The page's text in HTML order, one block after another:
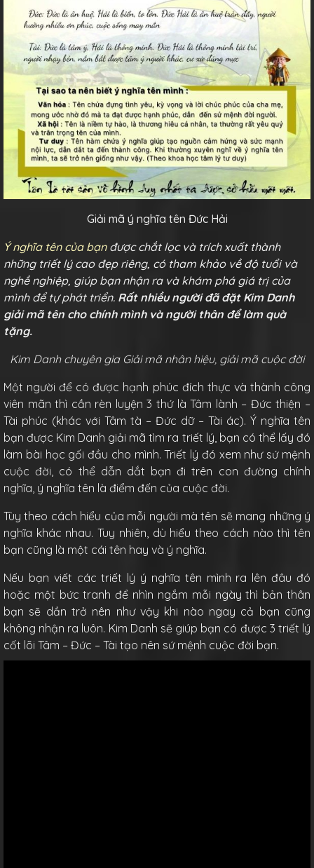
Giải mã ý nghĩa tên Đức Hải
Ý nghĩa tên của bạnđược chắt lọc và trích xuất thành
những triết lý cao đẹp riêng, có tham khảo về độ tuổi và
nghề nghiệp, giúp bạn nhận ra và khám phá giá trị của
mình để tự phát triển. Rất nhiều người đã đặt Kim Danh
giải mã tên cho chính mình và người thân để làm quà
tặng.
Kim Danh chuyên gia Giải mã nhân hiệu, giải mã cuộc đời
Một người để có được hạnh phúc đích thực và thành công
viên mãn thì cần rèn luyện 3 thứ là Tâm lành – Đức thiện –
Tài phúc (khác với Tâm tà – Đức dữ – Tài ác). Ý nghĩa tên
bạn được Kim Danh giải mã tìm ra triết lý, bạn có thể lấy đó
làm bài học gối đầu cho mình. Triết lý đó xem như sứ mệnh
cuộc đời, có thể dẫn dắt bạn đi trên con đường chính
nghĩa, ý nghĩa tên là điểm đến của cuộc đời.
Tùy theo cách hiểu của mỗi người mà tên sẽ mang những ý
nghĩa khác nhau. Tuy nhiên, dù hiểu theo cách nào thì tên
bạn cũng là một cái tên hay và ý nghĩa.
Nếu bạn viết các triết lý ý nghĩa tên mình ra lên đâu đó
hoặc một bức tranh để nhìn ngắm mỗi ngày thì bản thân
bạn sẽ dần trở nên như vậy khi nào ngay cả bạn cũng
không nhận ra luôn. Kim Danh sẽ giúp bạn có được 3 triết lý
cốt lõi Tâm – Đức – Tài tạo nên sứ mệnh cuộc đời bạn.